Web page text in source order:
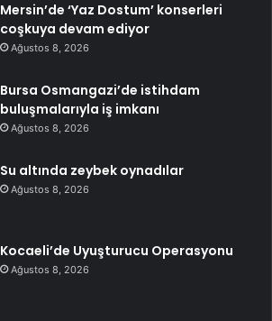
Mersin’de ‘Yaz Dostum’ konserleri
coşkuya devam ediyor
Ağustos 8, 2026
Bursa Osmangazi’de istihdam
buluşmalarıyla iş imkanı
Ağustos 8, 2026
Su altında zeybek oynadılar
Ağustos 8, 2026
Kocaeli’de Uyuşturucu Operasyonu
Ağustos 8, 2026